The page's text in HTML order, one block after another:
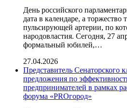
День российского
дата в календаре, а
пульсирующей артерии, по
народовластия. Сегодня, 27
формальный юбилей,…
27.04.2026
Представитель Сенаторского
предложения по
предпринимателей в рамках
форума «PROгород»